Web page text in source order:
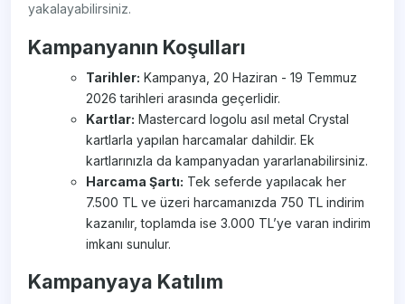
yakalayabilirsiniz.
Kampanyanın Koşulları
Tarihler: Kampanya, 20 Haziran - 19 Temmuz
2026 tarihleri arasında geçerlidir.
Kartlar: Mastercard logolu asıl metal Crystal
kartlarla yapılan harcamalar dahildir. Ek
kartlarınızla da kampanyadan yararlanabilirsiniz.
Harcama Şartı: Tek seferde yapılacak her
7.500 TL ve üzeri harcamanızda 750 TL indirim
kazanılır, toplamda ise 3.000 TL’ye varan indirim
imkanı sunulur.
Kampanyaya Katılım